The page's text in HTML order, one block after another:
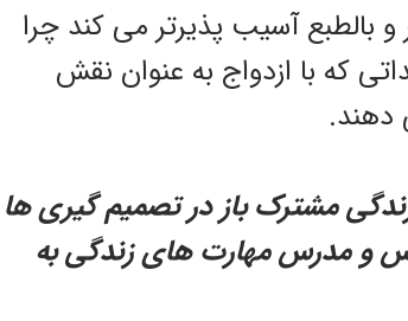
بالطبع آسیب پذیرتر می کند چرا
که با ازدواج به عنوان نقش
دهند.
مشترک باز در تصمیم گیری ها
و مدرس مهارت های زندگی به